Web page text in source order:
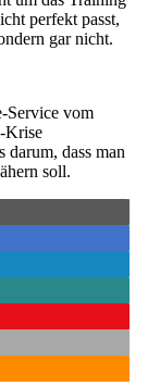
perfekt passt,
gar nicht.
Service vom
Krise
darum, dass man
soll.